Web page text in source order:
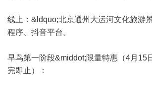
线上：&ldquo;北京通州大运河文化旅游
程序、抖音平台。
早鸟第一阶段&middot;限量特惠（4月15
完即止）：